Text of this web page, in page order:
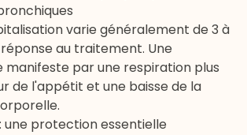
varie généralement de 3 à
au traitement. Une
manifeste par une respiration plus
de l'appétit et une baisse de la
une protection essentielle